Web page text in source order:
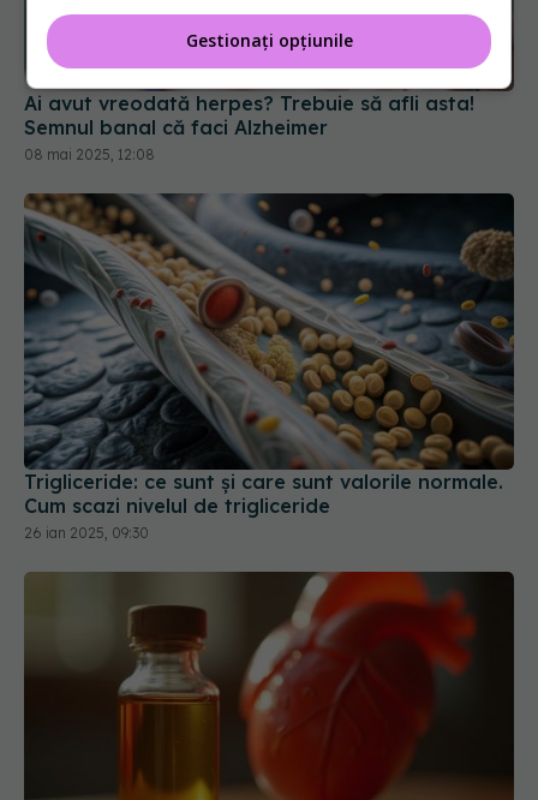
Ai avut vreodată herpes? Trebuie să afli asta!
Semnul banal că faci Alzheimer
08 mai 2025, 12:08
Trigliceride: ce sunt și care sunt valorile normale.
Cum scazi nivelul de trigliceride
26 ian 2025, 09:30
Gestionați opțiunile